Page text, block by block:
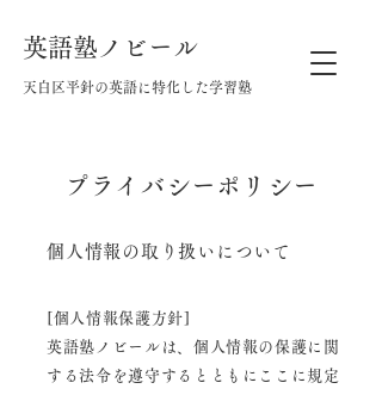
天白区平針の英語に特化した学習塾
英語塾ノビール
プライバシーポリシー
個人情報の取り扱いについて
[個人情報保護方針]
英語塾ノビールは、個人情報の保護に関
する法令を遵守するとともに ここに規定